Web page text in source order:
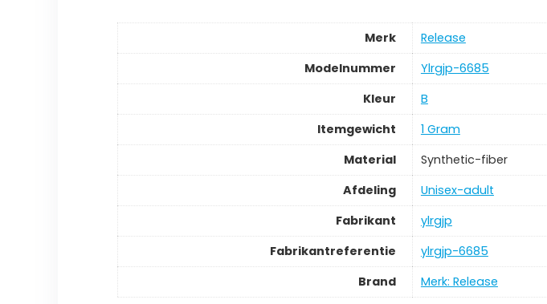
Merk
‎Release
Modelnummer
‎Ylrgjp-6685
Kleur
‎B
Itemgewicht
‎1 Gram
Material
‎Synthetic-fiber
Afdeling
‎Unisex-adult
Fabrikant
‎ylrgjp
Fabrikantreferentie
‎ylrgjp-6685
Brand
Merk: Release